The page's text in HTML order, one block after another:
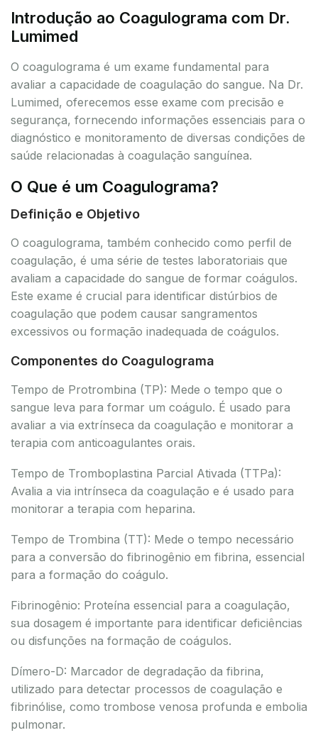
Introdução ao Coagulograma com Dr.
Lumimed
O coagulograma é um exame fundamental para
avaliar a capacidade de coagulação do sangue. Na Dr.
Lumimed, oferecemos esse exame com precisão e
segurança, fornecendo informações essenciais para o
diagnóstico e monitoramento de diversas condições de
saúde relacionadas à coagulação sanguínea.
O Que é um Coagulograma?
Definição e Objetivo
O coagulograma, também conhecido como perfil de
coagulação, é uma série de testes laboratoriais que
avaliam a capacidade do sangue de formar coágulos.
Este exame é crucial para identificar distúrbios de
coagulação que podem causar sangramentos
excessivos ou formação inadequada de coágulos.
Componentes do Coagulograma
Tempo de Protrombina (TP): Mede o tempo que o
sangue leva para formar um coágulo. É usado para
avaliar a via extrínseca da coagulação e monitorar a
terapia com anticoagulantes orais.
Tempo de Tromboplastina Parcial Ativada (TTPa):
Avalia a via intrínseca da coagulação e é usado para
monitorar a terapia com heparina.
Tempo de Trombina (TT): Mede o tempo necessário
para a conversão do fibrinogênio em fibrina, essencial
para a formação do coágulo.
Fibrinogênio: Proteína essencial para a coagulação,
sua dosagem é importante para identificar deficiências
ou disfunções na formação de coágulos.
Dímero-D: Marcador de degradação da fibrina,
utilizado para detectar processos de coagulação e
fibrinólise, como trombose venosa profunda e embolia
pulmonar.